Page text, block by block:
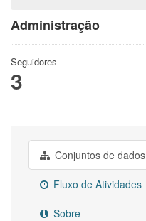
Administração
Seguidores
3
Conjuntos de dados
Fluxo de Atividades
Sobre